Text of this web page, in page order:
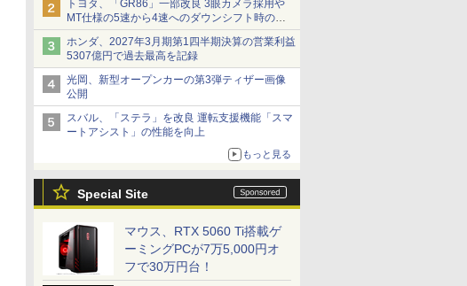
トヨタ、「GR86」一部改良 3眼カメラ採用や
MT仕様の5速から4速へのダウンシフト時の操
作性向上など
ホンダ、2027年3月期第1四半期決算の営業利益
5307億円で過去最高を記録
光岡、新型オープンカーの第3弾ティザー画像
公開
スバル、「ステラ」を改良 運転支援機能「スマ
ートアシスト」の性能を向上
もっと見る
Special Site
マウス、RTX 5060 Ti搭載ゲ
ーミングPCが7万5,000円オ
フで30万円台！